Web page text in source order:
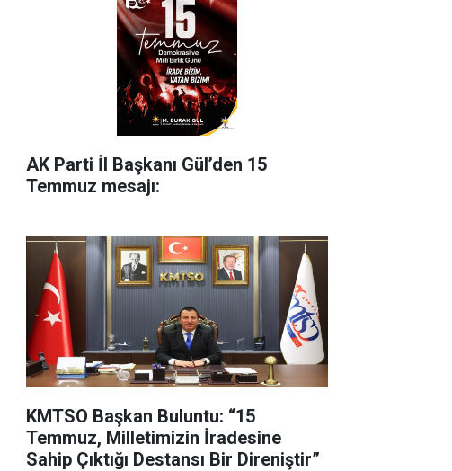
AK Parti İl Başkanı Gül’den 15
Temmuz mesajı:
KMTSO Başkan Buluntu: “15
Temmuz, Milletimizin İradesine
Sahip Çıktığı Destansı Bir Direniştir”